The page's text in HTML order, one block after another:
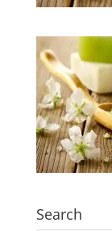
Search